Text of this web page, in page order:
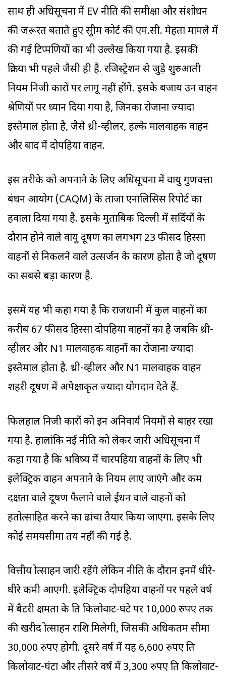
साथ ही अधिसूचना में EV नीति की समीक्षा और संशोधन
की जरूरत बताते हुए सुप्रीम कोर्ट की एम.सी. मेहता मामले में
की गई टिप्पणियों का भी उल्लेख किया गया है. इसकी
प्रक्रिया भी पहले जैसी ही है. रजिस्ट्रेशन से जुड़े शुरुआती
नियम निजी कारों पर लागू नहीं होंगे. इसके बजाय उन वाहन
श्रेणियों पर ध्यान दिया गया है, जिनका रोजाना ज्यादा
इस्तेमाल होता है, जैसे थ्री-व्हीलर, हल्के मालवाहक वाहन
और बाद में दोपहिया वाहन.
इस तरीके को अपनाने के लिए अधिसूचना में वायु गुणवत्ता
प्रबंधन आयोग (CAQM) के ताजा एनालिसिस रिपोर्ट का
हवाला दिया गया है. इसके मुताबिक दिल्ली में सर्दियों के
दौरान होने वाले वायु प्रदूषण का लगभग 23 फीसद हिस्सा
वाहनों से निकलने वाले उत्सर्जन के कारण होता है जो प्रदूषण
का सबसे बड़ा कारण है.
इसमें यह भी कहा गया है कि राजधानी में कुल वाहनों का
करीब 67 फीसद हिस्सा दोपहिया वाहनों का है जबकि थ्री-
व्हीलर और N1 मालवाहक वाहनों का रोजाना ज्यादा
इस्तेमाल होता है. थ्री-व्हीलर और N1 मालवाहक वाहन
शहरी प्रदूषण में अपेक्षाकृत ज्यादा योगदान देते हैं.
फिलहाल निजी कारों को इन अनिवार्य नियमों से बाहर रखा
गया है. हालांकि नई नीति को लेकर जारी अधिसूचना में
कहा गया है कि भविष्य में चारपहिया वाहनों के लिए भी
इलेक्ट्रिक वाहन अपनाने के नियम लाए जाएंगे और कम
दक्षता वाले प्रदूषण फैलाने वाले ईंधन वाले वाहनों को
हतोत्साहित करने का ढांचा तैयार किया जाएगा. इसके लिए
कोई समयसीमा तय नहीं की गई है.
वित्तीय प्रोत्साहन जारी रहेंगे लेकिन नीति के दौरान इनमें धीरे-
धीरे कमी आएगी. इलेक्ट्रिक दोपहिया वाहनों पर पहले वर्ष
में बैटरी क्षमता के प्रति किलोवाट-घंटे पर 10,000 रुपए तक
की खरीद प्रोत्साहन राशि मिलेगी, जिसकी अधिकतम सीमा
30,000 रुपए होगी. दूसरे वर्ष में यह 6,600 रुपए प्रति
किलोवाट-घंटा और तीसरे वर्ष में 3,300 रुपए प्रति किलोवाट-